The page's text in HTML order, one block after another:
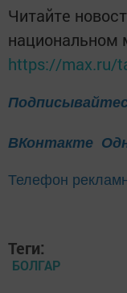
Читайте
национальном
https://max.ru/
ВКонтакте
Телефон
Теги:
БОЛГАР